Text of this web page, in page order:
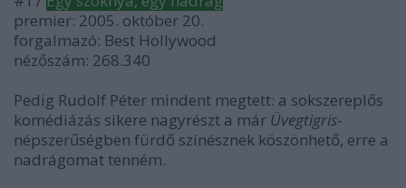
premier: 2005. október 20.
forgalmazó: Best Hollywood
nézőszám: 268.340
Pedig Rudolf Péter mindent megtett: a sokszereplős
komédiázás sikere nagyrészt a már Üvegtigris-
népszerűségben fürdő színésznek köszönhető, erre a
nadrágomat tenném.